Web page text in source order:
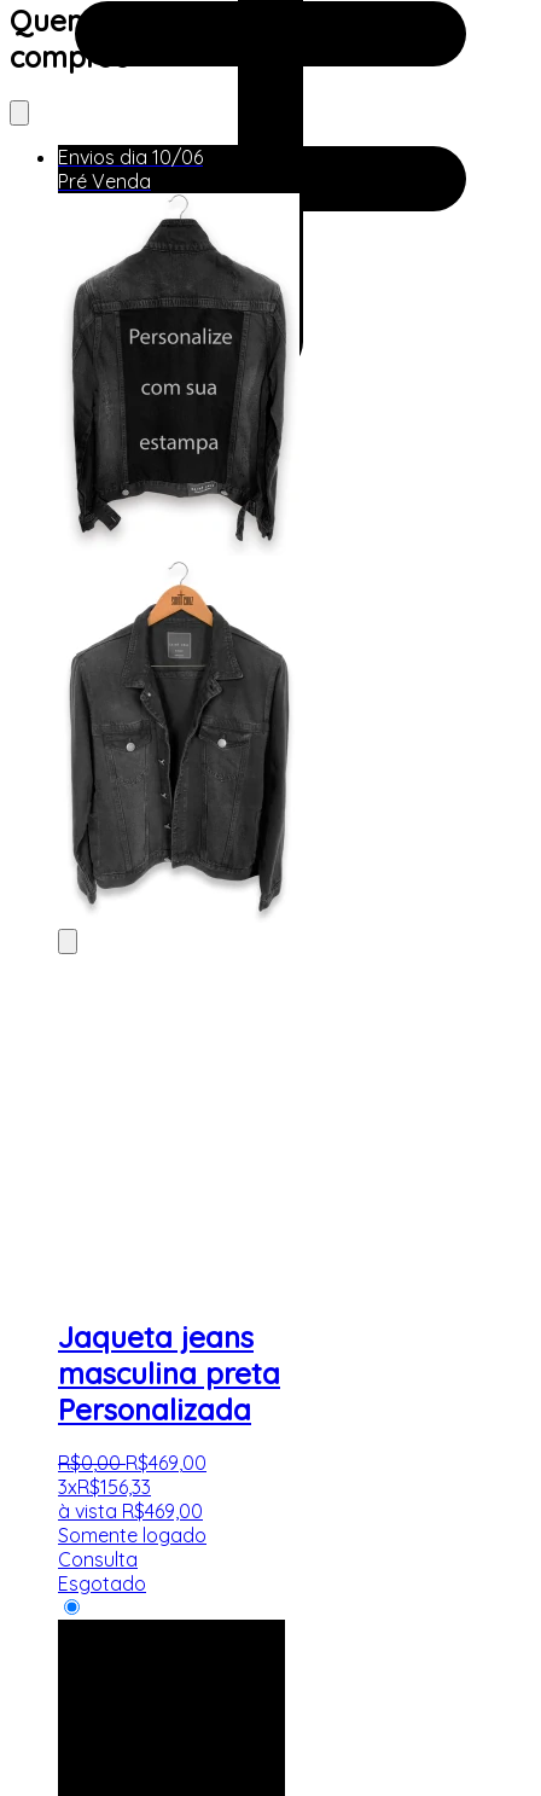
Quem viu este produto também
comprou
Jaqueta jeans
masculina preta
Personalizada
R$0,00 R$469,00
3xR$156,33
à vista R$469,00
Somente logado
Consulta
Esgotado